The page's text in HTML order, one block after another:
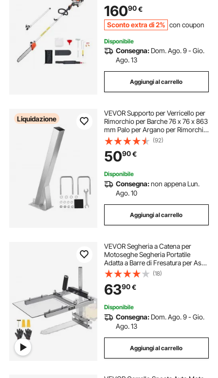
Estensibile da 2,2 a 2,94 m
16090€
Sconto extra di 2% con coupon
Disponibile
Consegna: Dom. Ago. 9 - Gio.
Ago. 13
Aggiungi al carrello
Liquidazione
VEVOR Supporto per Verricello per
Rimorchio per Barche 76 x 76 x 863
mm Palo per Argano per Rimorchio
con Bulloni a U per Timone di
Traino 76 mm x 76-101 mm per
Moto d'Acqua, Barca a Vela
(92)
5090€
Disponibile
Consegna:non appena Lun.
Ago. 10
Aggiungi al carrello
VEVOR Segheria a Catena per
Motoseghe Segheria Portatile
Adatta a Barre di Fresatura per Assi
da 41-51 cm, Guida per Taglio
Trasversale del Legname, Kit
Cavalletto Taglialegna per
Falegnami
(18)
6390€
Disponibile
Consegna: Dom. Ago. 9 - Gio.
Ago. 13
Aggiungi al carrello